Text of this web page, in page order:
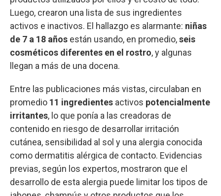
Luego, crearon una lista de sus ingredientes
activos e inactivos. El hallazgo es alarmante: niñas
de 7 a 18 años están usando, en promedio,seis
cosméticos diferentes en el rostro, y algunas
llegan a más de una docena.
Entre las publicaciones más vistas, circulaban en
promedio 11 ingredientes activos potencialmente
irritantes, lo que ponía a las creadoras de
contenido en riesgo de desarrollar irritación
cutánea, sensibilidad al sol y una alergia conocida
como dermatitis alérgica de contacto. Evidencias
previas, según los expertos, mostraron que el
desarrollo de esta alergia puede limitar los tipos de